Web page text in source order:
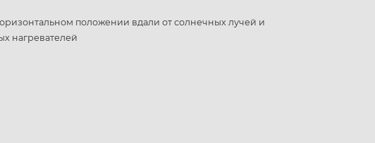
положении вдали от солнечных лучей и
нагревателей